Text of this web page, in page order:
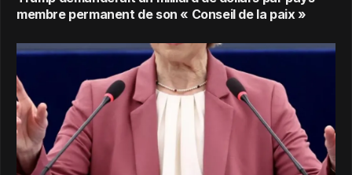
membre permanent de son « Conseil de la paix »